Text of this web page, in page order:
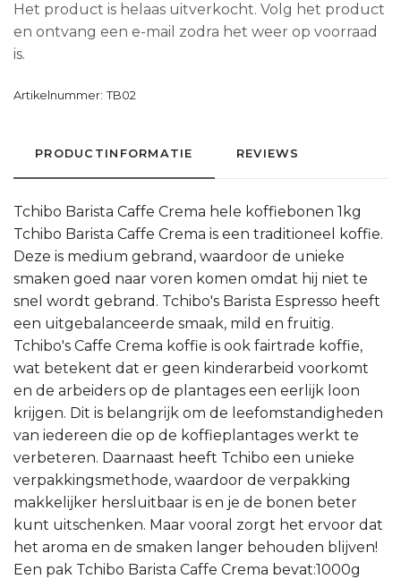
Het product is helaas uitverkocht. Volg het product
en ontvang een e-mail zodra het weer op voorraad
is.
Artikelnummer: TB02
PRODUCTINFORMATIE REVIEWS
Tchibo Barista Caffe Crema hele koffiebonen 1kg
Tchibo Barista Caffe Crema is een traditioneel koffie.
Deze is medium gebrand, waardoor de unieke
smaken goed naar voren komen omdat hij niet te
snel wordt gebrand. Tchibo's Barista Espresso heeft
een uitgebalanceerde smaak, mild en fruitig.
Tchibo's Caffe Crema koffie is ook fairtrade koffie,
wat betekent dat er geen kinderarbeid voorkomt
en de arbeiders op de plantages een eerlijk loon
krijgen. Dit is belangrijk om de leefomstandigheden
van iedereen die op de koffieplantages werkt te
verbeteren. Daarnaast heeft Tchibo een unieke
verpakkingsmethode, waardoor de verpakking
makkelijker hersluitbaar is en je de bonen beter
kunt uitschenken. Maar vooral zorgt het ervoor dat
het aroma en de smaken langer behouden blijven!
Een pak Tchibo Barista Caffe Crema bevat:1000g